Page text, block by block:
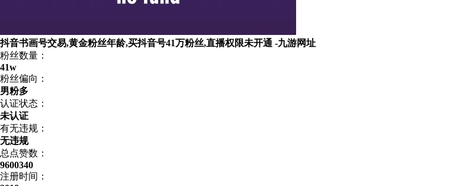
抖音书画号交易,黄金粉丝年龄,买抖音号41万粉丝,直播权限未开通 -九游网址
粉丝数量：
41w
粉丝偏向：
男粉多
认证状态：
未认证
有无违规：
无违规
总点赞数：
9600340
注册时间：